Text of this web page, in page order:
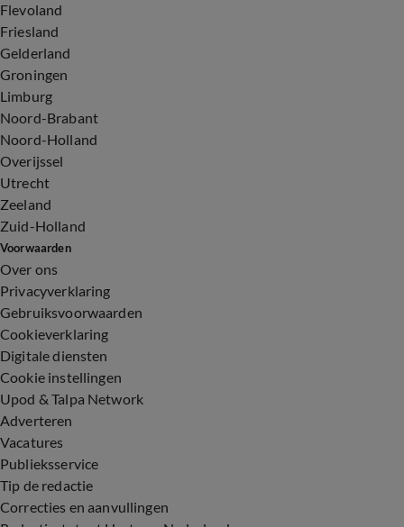
Flevoland
Friesland
Gelderland
Groningen
Limburg
Noord-Brabant
Noord-Holland
Overijssel
Utrecht
Zeeland
Zuid-Holland
Voorwaarden
Over ons
Privacyverklaring
Gebruiksvoorwaarden
Cookieverklaring
Digitale diensten
Cookie instellingen
Upod & Talpa Network
Adverteren
Vacatures
Publieksservice
Tip de redactie
Correcties en aanvullingen